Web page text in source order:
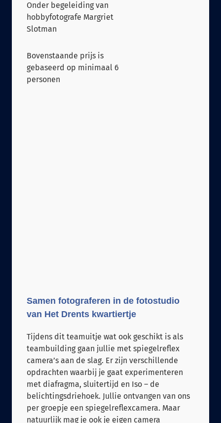
Onder begeleiding van
hobbyfotografe Margriet
Slotman
Bovenstaande prijs is
gebaseerd op minimaal 6
personen
Samen fotograferen in de fotostudio
van Het Drents kwartiertje
Tijdens dit teamuitje wat ook geschikt is als
teambuilding gaan jullie met spiegelreflex
camera’s aan de slag. Er zijn verschillende
opdrachten waarbij je gaat experimenteren
met diafragma, sluitertijd en Iso – de
belichtingsdriehoek. Jullie ontvangen van ons
per groepje een spiegelreflexcamera. Maar
natuurlijk mag je ook je eigen camera